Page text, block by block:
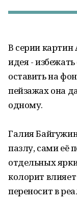
В серии
идея -
оставить на
пейзажах она
одному.
Галия
пазлу, сами её
отдельных
колорит
переносит в